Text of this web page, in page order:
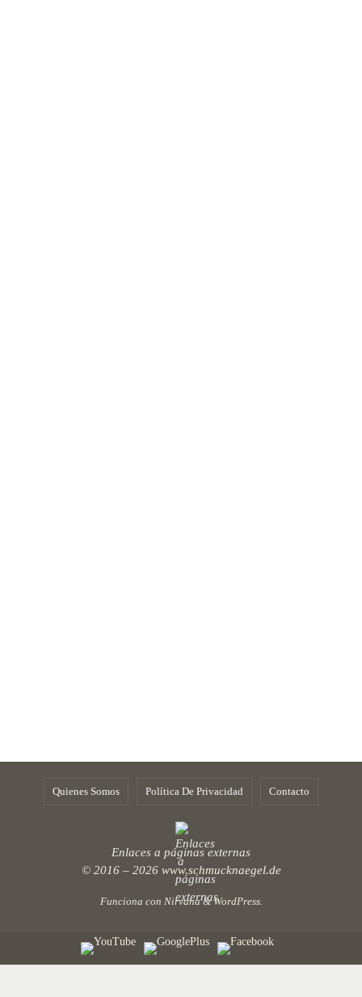
Quienes Somos Política De Privacidad Contacto
Enlaces a páginas externas
© 2016 – 2026 www.schmucknaegel.de
Funciona con Nirvana&WordPress.